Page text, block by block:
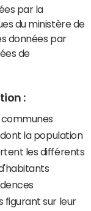
par la
du ministère de
données par
de
:
la population
les différents
figurant sur leur